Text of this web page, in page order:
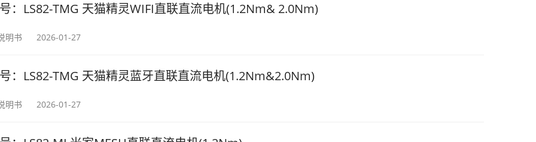
：LS82-TMG 天猫精灵WIFI直联直流电机(1.2Nm& 2.0Nm)
明书 2026-01-27
：LS82-TMG 天猫精灵蓝牙直联直流电机(1.2Nm&2.0Nm)
明书 2026-01-27